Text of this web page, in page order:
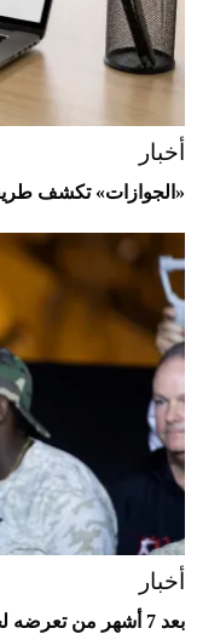
أخبار
«الجوازات» تكشف
أخبار
بعد 7 أشهر من